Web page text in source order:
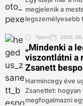
megjelenik a
legszemélyesebb
11perc 2026. 08.
„Mindenki a
viszontlátni a
Zsanett
Harmincegy éve
Zsanettet: hogyan
megfogalmazni